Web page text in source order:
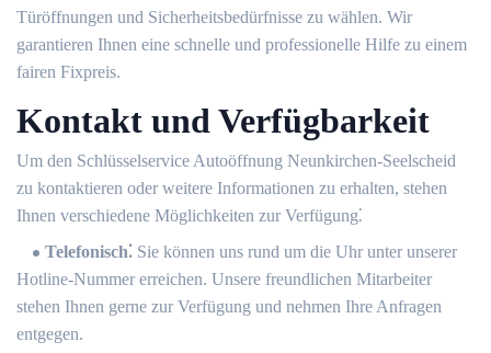
Türöffnungen und Sicherheitsbedürfnisse zu wählen.​ Wir
garantieren Ihnen eine schnelle und professionelle Hilfe zu einem
fairen Fixpreis.​
Kontakt und Verfügbarkeit
Um den Schlüsselservice Autoöffnung Neunkirchen-Seelscheid
zu kontaktieren oder weitere Informationen zu erhalten, stehen
Ihnen verschiedene Möglichkeiten zur Verfügung⁚
Telefonisch⁚ Sie können uns rund um die Uhr unter unserer
Hotline-Nummer erreichen.​ Unsere freundlichen Mitarbeiter
stehen Ihnen gerne zur Verfügung und nehmen Ihre Anfragen
entgegen.​